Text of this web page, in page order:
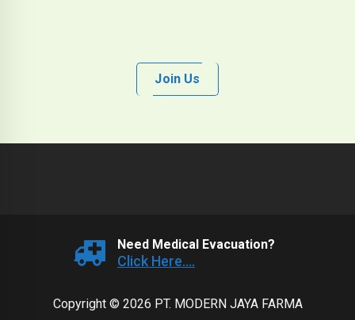
Join Us
Need Medical Evacuation?
Click Here....
Copyright © 2026 PT. MODERN JAYA FARMA